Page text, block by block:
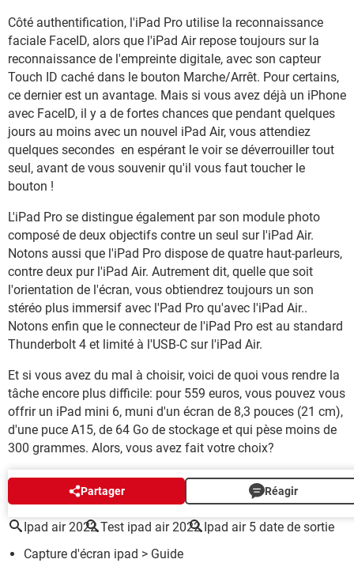
Côté authentification, l'iPad Pro utilise la reconnaissance
faciale FaceID, alors que l'iPad Air repose toujours sur la
reconnaissance de l'empreinte digitale, avec son capteur
Touch ID caché dans le bouton Marche/Arrêt. Pour certains,
ce dernier est un avantage. Mais si vous avez déjà un iPhone
avec FaceID, il y a de fortes chances que pendant quelques
jours au moins avec un nouvel iPad Air, vous attendiez
quelques secondes en espérant le voir se déverrouiller tout
seul, avant de vous souvenir qu'il vous faut toucher le
bouton !
L'iPad Pro se distingue également par son module photo
composé de deux objectifs contre un seul sur l'iPad Air.
Notons aussi que l'iPad Pro dispose de quatre haut-parleurs,
contre deux pur l'iPad Air. Autrement dit, quelle que soit
l'orientation de l'écran, vous obtiendrez toujours un son
stéréo plus immersif avec l'Pad Pro qu'avec l'iPad Air..
Notons enfin que le connecteur de l'iPad Pro est au standard
Thunderbolt 4 et limité à l'USB-C sur l'iPad Air.
Et si vous avez du mal à choisir, voici de quoi vous rendre la
tâche encore plus difficile: pour 559 euros, vous pouvez vous
offrir un iPad mini 6, muni d'un écran de 8,3 pouces (21 cm),
d'une puce A15, de 64 Go de stockage et qui pèse moins de
300 grammes. Alors, vous avez fait votre choix?
Partager Réagir
AUTOUR DU MÊME SUJET
Ipad air 2022 Test ipad air 2022 Ipad air 5 date de sortie
Capture d'écran ipad > Guide